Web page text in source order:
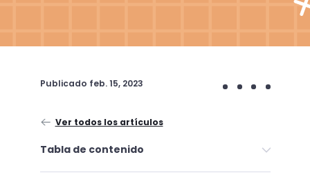
Publicado feb. 15, 2023
Ver todos los artículos
Tabla de contenido